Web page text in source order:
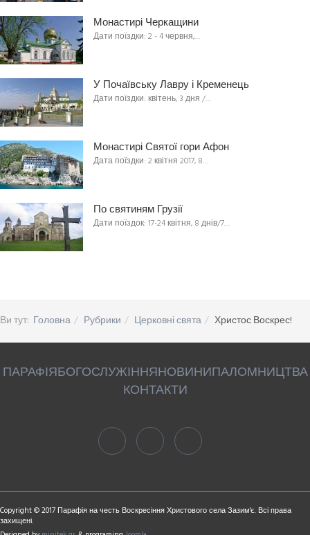
Монастирі Черкащини
Дати поїздки: 2 - 4 червня,…
У Почаївську Лавру і Кременець
Дати поїздки: квітень, 3 дня /…
Монастирі Святої гори Афон
Дата поїздки: 2 квітня 2017, 8…
По святиням Грузії
Дати поїздок: 17-24 квітня, 8 днів/7…
Ви тут: Головна Рубрики Церковні свята Христос Воскрес!
ПАРАФІЯБОГОСЛУЖІННЯНОВИНИПАЛОМНИЦТВА
КОНТАКТИ
Copyright © 2017 Парафія на честь Воскресіння Христового села Зазим'є. Всі права
захищені.